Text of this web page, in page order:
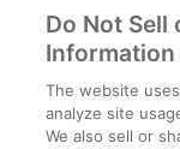
名古屋市中村区鳥居通
このページの店舗から
太閤通駅 名古屋市
名古屋市中村区太閤通
Do Not Sell
Information
The website
analyze site
We also sell or